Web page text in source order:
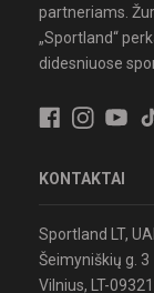
partneriams.
„Sportland“
didesniuose
KONTAKTAI
Sportland LT,
Šeimyniškių g. 3
Vilnius, LT-